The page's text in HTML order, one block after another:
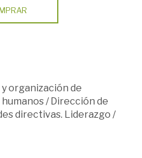
organización de
/Dirección de
directivas. Liderazgo /